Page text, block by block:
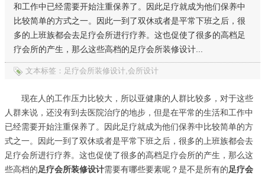
和工作中已经需要开始注重保养了。因此足疗就成为他们保养中
比较简单的方式之一。因此一到了双休或者是平常下班之后，很
多的上班族都会去足疗会所进行疗养。这也促使了很多的高档足
疗会所的产生，那么这些高档的足疗会所装修设计...
文本标签：足疗会所装修设计,会所设计
现在人的工作压力比较大，所以亚健康的人群比较多，对于这些
人群来说，还没有到去医院治疗的地步，但是在平常的生活和工作中
已经需要开始注重保养了。因此足疗就成为他们保养中比较简单的方
式之一。因此一到了双休或者是平常下班之后，很多的上班族都会去
足疗会所进行疗养。这也促使了很多的高档足疗会所的产生，那么这
些高档的足疗会所装修设计需要有哪些要素呢？是不是所有的足疗会
回到
顶部